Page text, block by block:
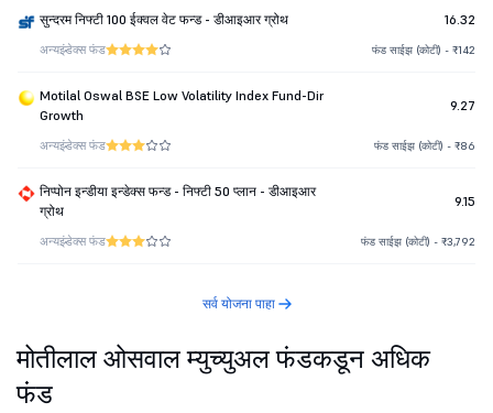
सुन्दरम निफ्टी 100 ईक्वल वेट फन्ड - डीआइआर ग्रोथ 16.32
अन्यइंडेक्स फंड फंड साईझ (कोटी) - ₹142
Motilal Oswal BSE Low Volatility Index Fund-Dir
Growth
9.27
अन्यइंडेक्स फंड फंड साईझ (कोटी) - ₹86
निप्पोन इन्डीया इन्डेक्स फन्ड - निफ्टी 50 प्लान - डीआइआर
ग्रोथ
9.15
अन्यइंडेक्स फंड फंड साईझ (कोटी) - ₹3,792
सर्व योजना पाहा
मोतीलाल ओसवाल म्युच्युअल फंडकडून अधिक
फंड